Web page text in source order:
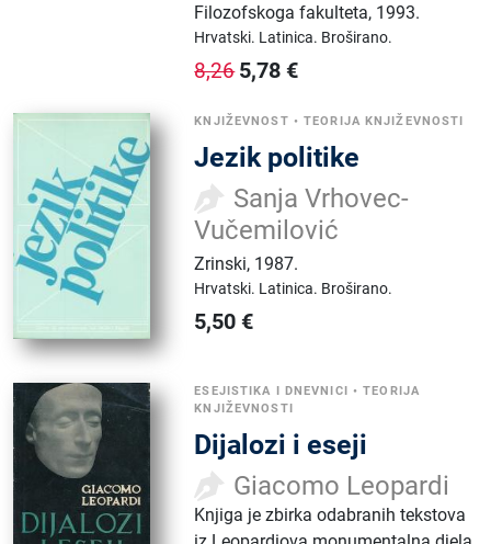
Filozofskoga fakulteta, 1993.
Hrvatski. Latinica. Broširano.
8,26 5,78 €
KNJIŽEVNOST •TEORIJA KNJIŽEVNOSTI
Jezik politike
Sanja Vrhovec-
Vučemilović
Zrinski, 1987.
Hrvatski. Latinica. Broširano.
5,50 €
ESEJISTIKA I DNEVNICI •TEORIJA
KNJIŽEVNOSTI
Dijalozi i eseji
Giacomo Leopardi
Knjiga je zbirka odabranih tekstova